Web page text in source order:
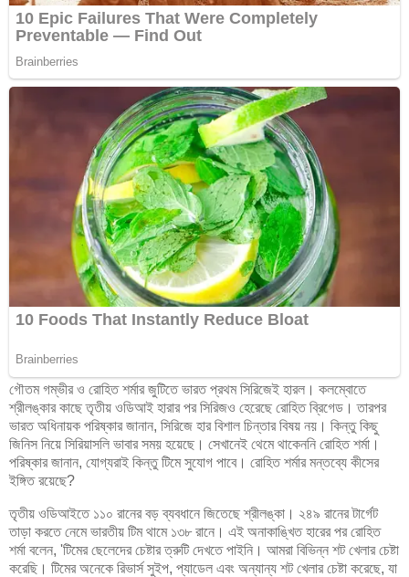
গৌতম গম্ভীর ও রোহিত শর্মার জুটিতে ভারত প্রথম সিরিজেই হারল। কলম্বোতে
শ্রীলঙ্কার কাছে তৃতীয় ওডিআই হারার পর সিরিজও হেরেছে রোহিত ব্রিগেড। তারপর
ভারত অধিনায়ক পরিষ্কার জানান, সিরিজে হার বিশাল চিন্তার বিষয় নয়। কিন্তু কিছু
জিনিস নিয়ে সিরিয়াসলি ভাবার সময় হয়েছে। সেখানেই থেমে থাকেননি রোহিত শর্মা।
পরিষ্কার জানান, যোগ্যরাই কিন্তু টিমে সুযোগ পাবে। রোহিত শর্মার মন্তব্যে কীসের
ইঙ্গিত রয়েছে?
তৃতীয় ওডিআইতে ১১০ রানের বড় ব্যবধানে জিতেছে শ্রীলঙ্কা। ২৪৯ রানের টার্গেট
তাড়া করতে নেমে ভারতীয় টিম থামে ১৩৮ রানে। এই অনাকাঙ্খিত হারের পর রোহিত
শর্মা বলেন, 'টিমের ছেলেদের চেষ্টার ত্রুটি দেখতে পাইনি। আমরা বিভিন্ন শট খেলার চেষ্টা
করেছি। টিমের অনেকে রিভার্স সুইপ, প্যাডেল এবং অন্যান্য শট খেলার চেষ্টা করেছে, যা